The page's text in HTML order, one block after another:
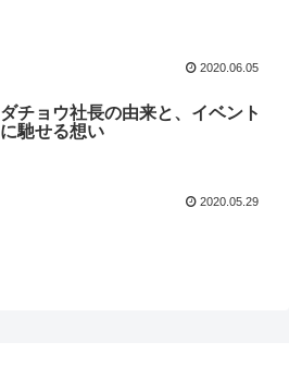
2020.06.05
ダチョウ社長の由来と、イベント
に馳せる想い
2020.05.29